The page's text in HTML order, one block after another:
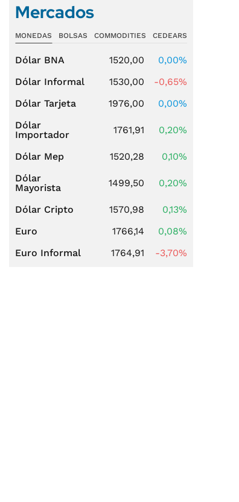
Mercados
MONEDAS BOLSAS COMMODITIES CEDEARS
Dólar BNA 1520,00
0,00%
Dólar Informal
1530,00
-0,65%
Dólar Tarjeta
1976,00
0,00%
Dólar
Importador
1761,91 0,20%
Dólar Mep 1520,28
0,10%
Dólar
Mayorista
1499,50 0,20%
Dólar Cripto 1570,98
0,13%
Euro
1766,14
0,08%
Euro Informal
1764,91 -3,70%